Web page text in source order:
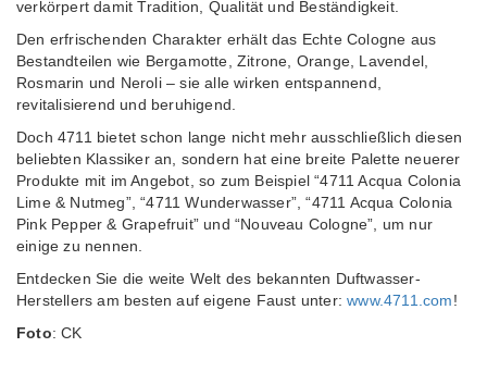
verkörpert damit Tradition, Qualität und Beständigkeit.
Den erfrischenden Charakter erhält das Echte Cologne aus
Bestandteilen wie Bergamotte, Zitrone, Orange, Lavendel,
Rosmarin und Neroli – sie alle wirken entspannend,
revitalisierend und beruhigend.
Doch 4711 bietet schon lange nicht mehr ausschließlich diesen
beliebten Klassiker an, sondern hat eine breite Palette neuerer
Produkte mit im Angebot, so zum Beispiel “4711 Acqua Colonia
Lime & Nutmeg”, “4711 Wunderwasser”, “4711 Acqua Colonia
Pink Pepper & Grapefruit” und “Nouveau Cologne”, um nur
einige zu nennen.
Entdecken Sie die weite Welt des bekannten Duftwasser-
Herstellers am besten auf eigene Faust unter:www.4711.com!
Foto: CK